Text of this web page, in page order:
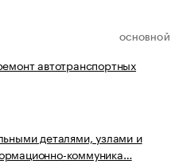
ОСНОВНОЙ
автотранспортных
деталями, узлами и
коммуника…